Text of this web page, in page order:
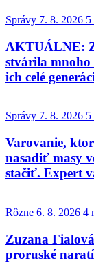
Správy 7. 8. 2026 5
AKTUÁLNE:
stvárila mnoho
ich celé
Správy 7. 8. 2026 5
Varovanie,
nasadiť masy
stačiť. Expert
Rôzne 6. 8. 2026 4
Zuzana
proruské